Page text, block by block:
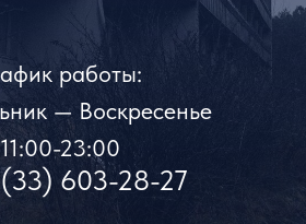
603-28-27
работы:
— Воскресенье
11:00-23:00